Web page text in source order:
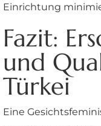
Einrichtung
Fazit:
und
Türkei
Eine